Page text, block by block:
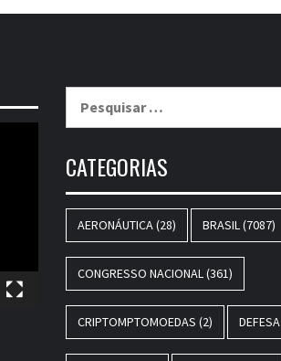
CATEGORIAS
AERONÁUTICA(28) BRASIL(7087)
CONGRESSO NACIONAL(361)
CRIPTOMPTOMOEDAS (2) DEFESA